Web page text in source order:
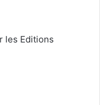
les Editions